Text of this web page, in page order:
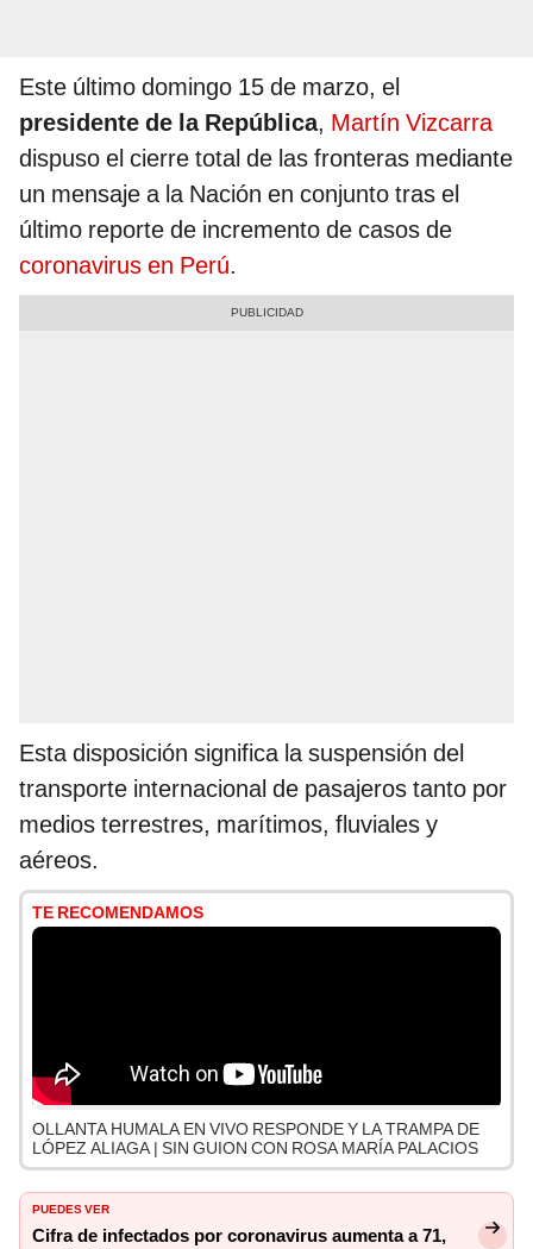
Este último domingo 15 de marzo, el
presidente de la República, Martín Vizcarra
dispuso el cierre total de las fronteras mediante
un mensaje a la Nación en conjunto tras el
último reporte de incremento de casos de
coronavirus en Perú.
Esta disposición significa la suspensión del
transporte internacional de pasajeros tanto por
medios terrestres, marítimos, fluviales y
aéreos.
TE RECOMENDAMOS
OLLANTA HUMALA EN VIVO RESPONDE Y LA TRAMPA DE
LÓPEZ ALIAGA | SIN GUION CON ROSA MARÍA PALACIOS
PUEDES VER
Cifra de infectados por coronavirus aumenta a 71,